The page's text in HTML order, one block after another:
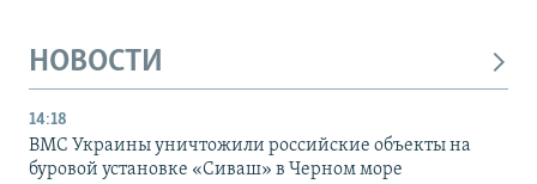
НОВОСТИ
14:18
ВМС Украины уничтожили российские объекты на
буровой установке «Сиваш» в Черном море